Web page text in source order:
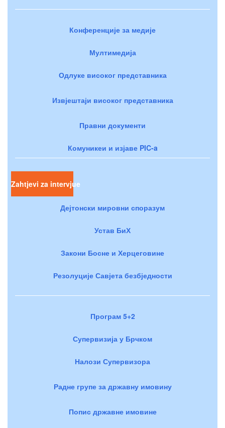
Конференције за медије
Мултимедија
Одлуке високог представника
Извјештаји високог представника
Правни документи
Комуникеи и изјаве PIC-a
Zahtjevi za intervjue
Дејтонски мировни споразум
Устав БиХ
Закони Босне и Херцеговине
Резолуције Савјета безбједности
Програм 5+2
Супервизија у Брчком
Налози Супервизора
Радне групе за државну имовину
Попис државне имовине